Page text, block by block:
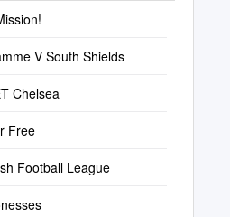
V South Shields
Chelsea
Free
Football League